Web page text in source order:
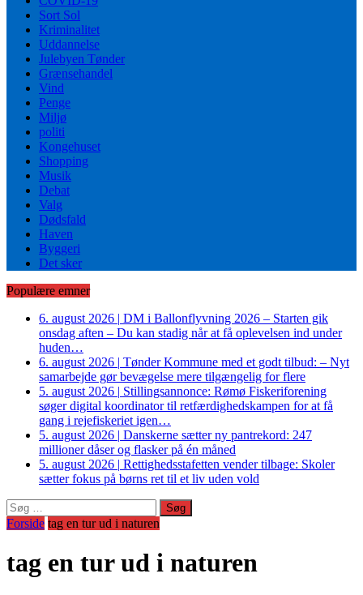
Sort Sol
Kriminalitet
Uddannelse
Julebyen Tønder
Grænsehandel
Vind
Penge
Miljø
politi
Kongehuset
Shopping
Musik
Debat
Valg
Dødsfald
Haven
Byggeri
Det sker
Populære emner
6. august 2026 | DM i Ballonflyvning 2026 – Starten gik
onsdag aften – Du kan stadig når at få oplevelsen ind under
huden…
6. august 2026 | Tønder Kommune med et godt tilbud: – Nyt
samarbejde gør bevægelse mere tilgængelig for flere
5. august 2026 | Stillingsannonce: Rømø Fiskeriforening
søger digital koordinator til retfærdighedskampen for at få
gang i rejefiskeriet igen…
5. august 2026 | Danskerne sætter ny pantrekord: 247
millioner dåser og flasker på én måned
5. august 2026 | Rettighedsstafetten vender tilbage: Skoler
sætter fokus på børns ret til et liv uden vold
Søg
efter:
Forside tag en tur ud i naturen
tag en tur ud i naturen